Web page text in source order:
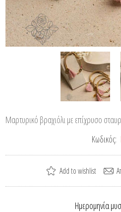
Μαρτυρικό βραχιόλι με επίχρυσο
Κωδικός:
Ημερομηνία